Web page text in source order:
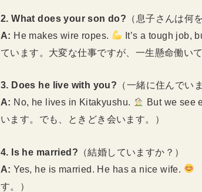
2. What does your son do? （息子さんは何
A: He makes wire ropes.
It’s a tough job,
ています。大変な仕事ですが、一生懸命働いて
3. Does he live with you? （一緒に住んでい
A: No, he lives in Kitakyushu.
But we see
います。でも、ときどき会います。）
4. Is he married? （結婚していますか？）
A: Yes, he is married. He has a nice wife.
す。）